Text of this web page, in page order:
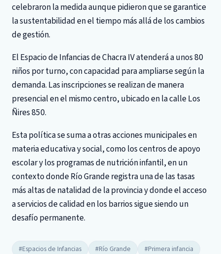
celebraron la medida aunque pidieron que se garantice
la sustentabilidad en el tiempo más allá de los cambios
de gestión.
El Espacio de Infancias de Chacra IV atenderá a unos 80
niños por turno, con capacidad para ampliarse según la
demanda. Las inscripciones se realizan de manera
presencial en el mismo centro, ubicado en la calle Los
Ñires 850.
Esta política se suma a otras acciones municipales en
materia educativa y social, como los centros de apoyo
escolar y los programas de nutrición infantil, en un
contexto donde Río Grande registra una de las tasas
más altas de natalidad de la provincia y donde el acceso
a servicios de calidad en los barrios sigue siendo un
desafío permanente.
#Espacios de Infancias #Río Grande
#Primera infancia